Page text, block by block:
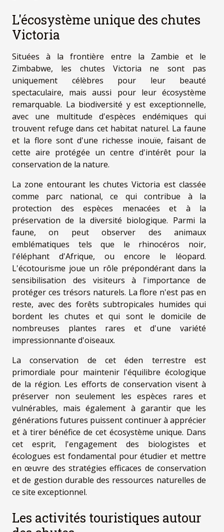
L'écosystème unique des chutes
Victoria
Situées à la frontière entre la Zambie et le
Zimbabwe, les chutes Victoria ne sont pas
uniquement célèbres pour leur beauté
spectaculaire, mais aussi pour leur écosystème
remarquable. La biodiversité y est exceptionnelle,
avec une multitude d'espèces endémiques qui
trouvent refuge dans cet habitat naturel. La faune
et la flore sont d'une richesse inouïe, faisant de
cette aire protégée un centre d'intérêt pour la
conservation de la nature.
La zone entourant les chutes Victoria est classée
comme parc national, ce qui contribue à la
protection des espèces menacées et à la
préservation de la diversité biologique. Parmi la
faune, on peut observer des animaux
emblématiques tels que le rhinocéros noir,
l'éléphant d'Afrique, ou encore le léopard.
L'écotourisme joue un rôle prépondérant dans la
sensibilisation des visiteurs à l'importance de
protéger ces trésors naturels. La flore n'est pas en
reste, avec des forêts subtropicales humides qui
bordent les chutes et qui sont le domicile de
nombreuses plantes rares et d'une variété
impressionnante d'oiseaux.
La conservation de cet éden terrestre est
primordiale pour maintenir l'équilibre écologique
de la région. Les efforts de conservation visent à
préserver non seulement les espèces rares et
vulnérables, mais également à garantir que les
générations futures puissent continuer à apprécier
et à tirer bénéfice de cet écosystème unique. Dans
cet esprit, l'engagement des biologistes et
écologues est fondamental pour étudier et mettre
en œuvre des stratégies efficaces de conservation
et de gestion durable des ressources naturelles de
ce site exceptionnel.
Les activités touristiques autour